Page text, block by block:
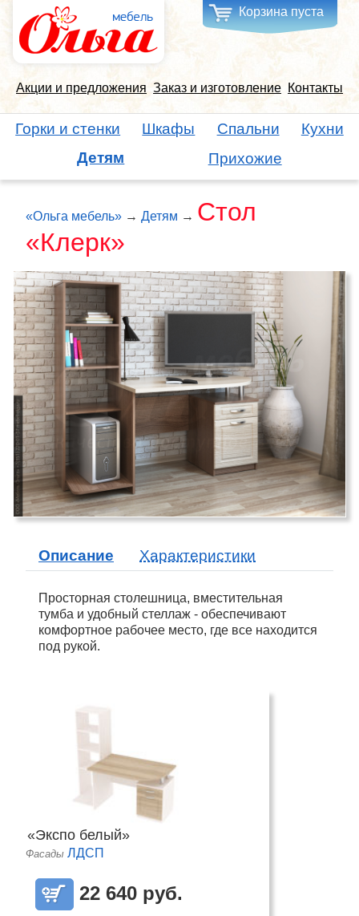
Акции и предложения Заказ и изготовление Контакты
Корзина пуста
Горки и стенки Шкафы Спальни
Кухни
Детям
Прихожие
«Ольга мебель» → Детям → Стол
«Клерк»
Описание Характеристики
Просторная столешница, вместительная
тумба и удобный стеллаж - обеспечивают
комфортное рабочее место, где все находится
под рукой.
«Экспо белый»
Фасады ЛДСП
22 640 руб.